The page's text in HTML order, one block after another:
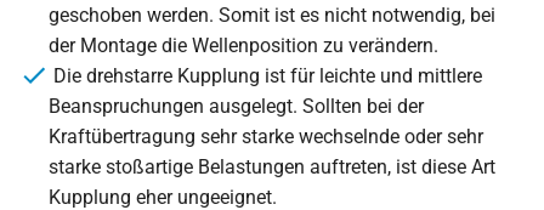
geschoben werden. Somit ist es nicht notwendig, bei
der Montage die Wellenposition zu verändern.
Die drehstarre Kupplung ist für leichte und mittlere
Beanspruchungen ausgelegt. Sollten bei der
Kraftübertragung sehr starke wechselnde oder sehr
starke stoßartige Belastungen auftreten, ist diese Art
Kupplung eher ungeeignet.